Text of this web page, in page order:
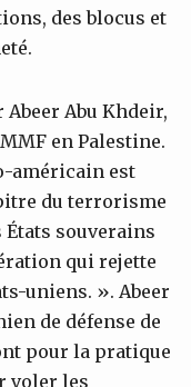
des blocus et
Abeer Abu Khdeir,
en Palestine.
américain est
du terrorisme
souverains
qui rejette
uniens. ». Abeer
de défense de
pour la pratique
voler les